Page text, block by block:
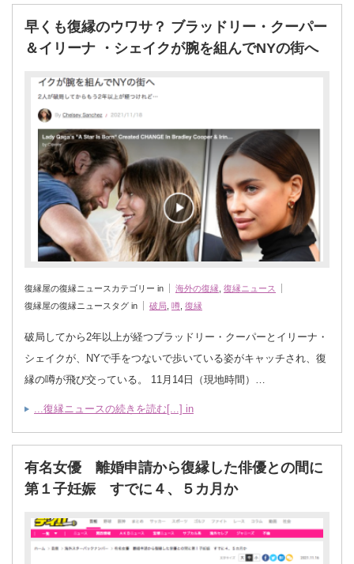
早くも復縁のウワサ？ ブラッドリー・クーパー
＆イリーナ ・シェイクが腕を組んでNYの街へ
復縁屋の復縁ニュースカテゴリー in 海外の復縁 復縁ニュース
復縁屋の復縁ニュースタグ in
破局 噂 復縁
破局してから2年以上が経つブラッドリー・クーパーとイリーナ・
シェイクが、NYで手をつないで歩いている姿がキャッチされ、復
縁の噂が飛び交っている。 11月14日（現地時間）…
...復縁ニュースの続きを読む[...] in
有名女優 離婚申請から復縁した俳優との間に
第１子妊娠 すでに４、５カ月か